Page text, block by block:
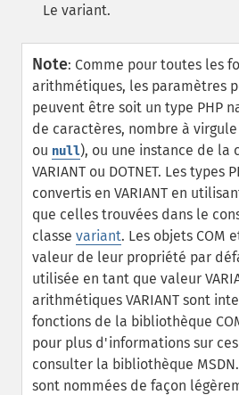
Le variant.
Note: Comme pour toutes les
arithmétiques, les paramètres
peuvent être soit un type PHP
de caractères, nombre à
ou null), ou une instance de la
VARIANT ou DOTNET. Les types
convertis en VARIANT en
que celles trouvées dans le
classe variant. Les objets COM
valeur de leur propriété par
utilisée en tant que valeur
arithmétiques VARIANT sont
fonctions de la bibliothèque
pour plus d'informations sur
consulter la bibliothèque
sont nommées de façon